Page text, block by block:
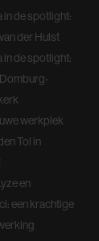
in de spotlight:
der Hulst
in de spotlight:
werkplek
Tol in
en
een krachtige